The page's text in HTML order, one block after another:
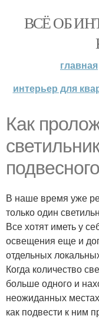
ВСЁ ОБ
главная
интерьер для
Как
В наше время уже
только один
Все хотят иметь у
освещения еще и
отдельных
Когда количество
больше одного и
неожиданных
как подвести к ним